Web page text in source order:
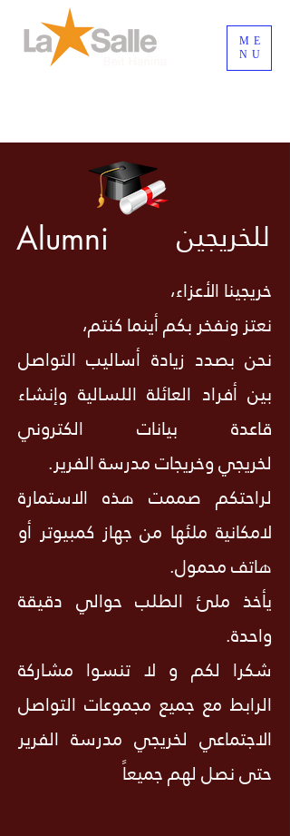
ME
NU
للخريجين Alumni
خريجينا الأعزاء،
نعتز ونفخر بكم أينما كنتم،
نحن بصدد زيادة أساليب التواصل
بين أفراد العائلة اللسالية وإنشاء
قاعدة بيانات الكتروني
لخريجي وخريجات مدرسة الفرير.​
لراحتكم صممت هذه الاستمارة
لامكانية ملئها من جهاز كمبيوتر أو
هاتف محمول.
يأخذ ملئ الطلب حوالي دقيقة
واحدة.
شكرا لكم و لا تنسوا مشاركة
الرابط مع جميع مجموعات التواصل
الاجتماعي لخريجي مدرسة الفرير
حتى نصل لهم جميعاً